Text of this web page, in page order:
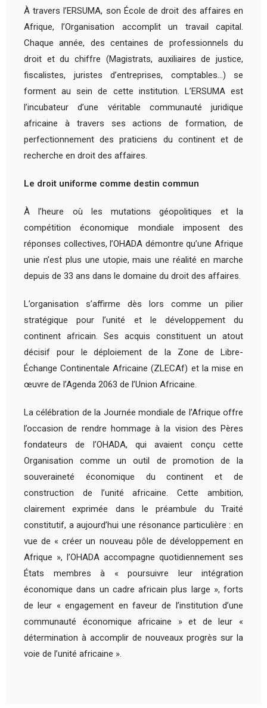
À travers l’ERSUMA, son École de droit des affaires en
Afrique, l’Organisation accomplit un travail capital.
Chaque année, des centaines de professionnels du
droit et du chiffre (Magistrats, auxiliaires de justice,
fiscalistes, juristes d’entreprises, comptables…) se
forment au sein de cette institution. L’ERSUMA est
l’incubateur d’une véritable communauté juridique
africaine à travers ses actions de formation, de
perfectionnement des praticiens du continent et de
recherche en droit des affaires.
Le droit uniforme comme destin commun
À l’heure où les mutations géopolitiques et la
compétition économique mondiale imposent des
réponses collectives, l’OHADA démontre qu’une Afrique
unie n’est plus une utopie, mais une réalité en marche
depuis de 33 ans dans le domaine du droit des affaires.
L’organisation s’affirme dès lors comme un pilier
stratégique pour l’unité et le développement du
continent africain. Ses acquis constituent un atout
décisif pour le déploiement de la Zone de Libre-
Échange Continentale Africaine (ZLECAf) et la mise en
œuvre de l’Agenda 2063 de l’Union Africaine.
La célébration de la Journée mondiale de l’Afrique offre
l’occasion de rendre hommage à la vision des Pères
fondateurs de l’OHADA, qui avaient conçu cette
Organisation comme un outil de promotion de la
souveraineté économique du continent et de
construction de l’unité africaine. Cette ambition,
clairement exprimée dans le préambule du Traité
constitutif, a aujourd’hui une résonance particulière : en
vue de « créer un nouveau pôle de développement en
Afrique », l’OHADA accompagne quotidiennement ses
États membres à « poursuivre leur intégration
économique dans un cadre africain plus large », forts
de leur « engagement en faveur de l’institution d’une
communauté économique africaine » et de leur «
détermination à accomplir de nouveaux progrès sur la
voie de l’unité africaine ».